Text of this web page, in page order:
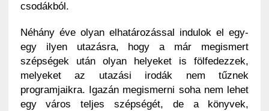
csodákból.
Néhány éve olyan elhatározással indulok el egy-
egy ilyen utazásra, hogy a már megismert
szépségek után olyan helyeket is fölfedezzek,
melyeket az utazási irodák nem tűznek
programjaikra. Igazán megismerni soha nem lehet
egy város teljes szépségét, de a könyvek,